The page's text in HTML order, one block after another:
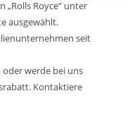
„Rolls Royce“ unter
ausgewählt.
seit
werde bei uns
Kontaktiere